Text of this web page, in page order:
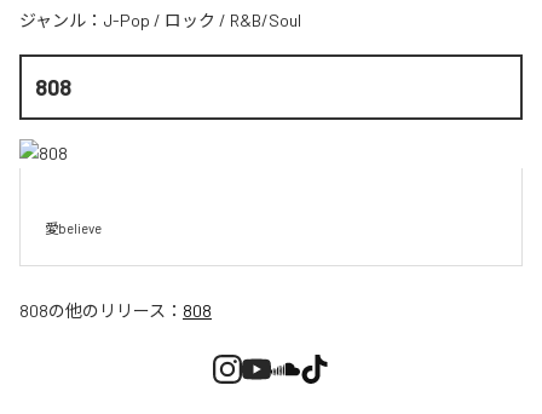
ジャンル： J-Pop / ロック / R&B/Soul
808
愛believe
808の他のリリース： 808